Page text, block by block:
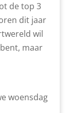
de top 3
dit jaar
wil
maar
woensdag